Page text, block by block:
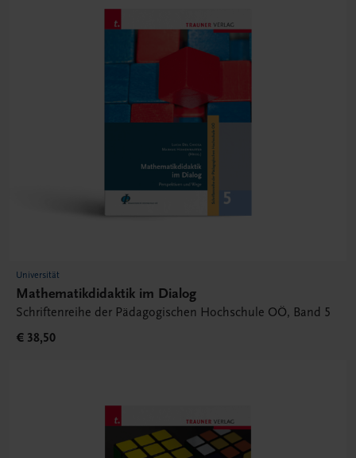
Universität
Mathematikdidaktik im Dialog
Schriftenreihe der Pädagogischen Hochschule OÖ, Band 5
€ 38,50